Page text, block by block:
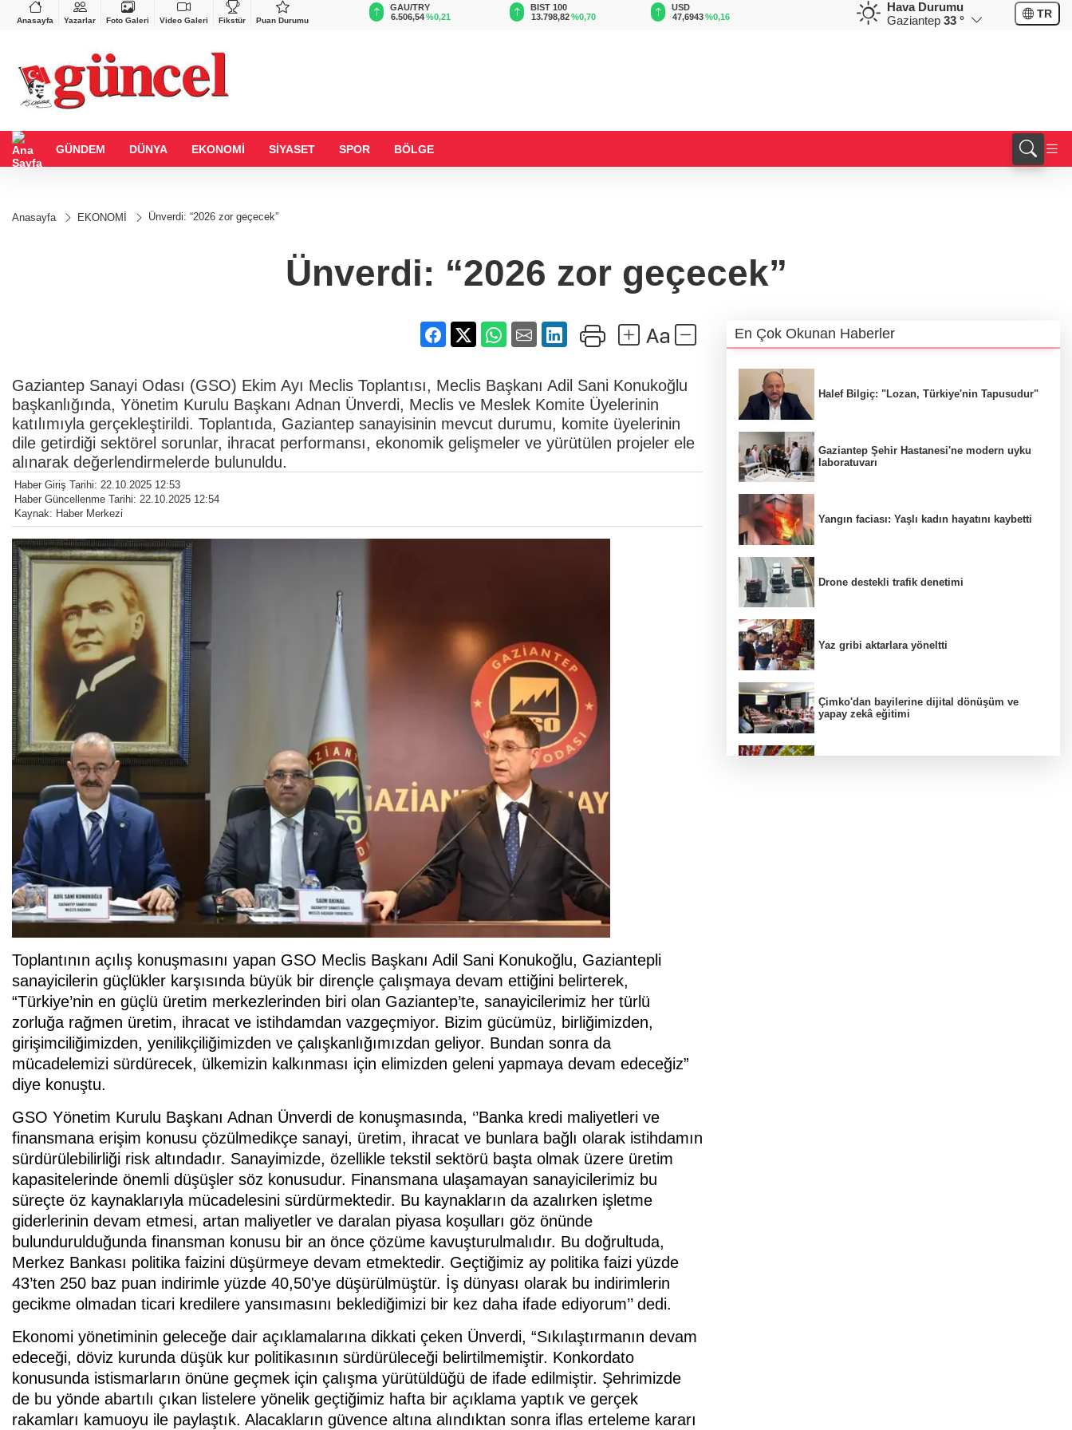
Anasayfa Yazarlar Foto Galeri Video Galeri Fikstür Puan Durumu
%-0,22
VND
0,0018
%0,13
GAU/TRY
6.506,54%0,21
BIST 100
13.798,82%0,70
USD
47,6943%0,16
EUR
54,9865 %-0,02 %0,07
CHF
58,6862
Hava Durumu
Gaziantep 33 ° TR
GÜNDEM DÜNYA EKONOMİ SİYASET SPOR BÖLGE
Anasayfa EKONOMİ Ünverdi: “2026 zor geçecek”
Ünverdi: “2026 zor geçecek”
Gaziantep Sanayi Odası (GSO) Ekim Ayı Meclis Toplantısı, Meclis Başkanı Adil Sani Konukoğlu
başkanlığında, Yönetim Kurulu Başkanı Adnan Ünverdi, Meclis ve Meslek Komite Üyelerinin
katılımıyla gerçekleştirildi. Toplantıda, Gaziantep sanayisinin mevcut durumu, komite üyelerinin
dile getirdiği sektörel sorunlar, ihracat performansı, ekonomik gelişmeler ve yürütülen projeler ele
alınarak değerlendirmelerde bulunuldu.
Haber Giriş Tarihi: 22.10.2025 12:53
Haber Güncellenme Tarihi: 22.10.2025 12:54
Kaynak: Haber Merkezi
Toplantının açılış konuşmasını yapan GSO Meclis Başkanı Adil Sani Konukoğlu, Gaziantepli
sanayicilerin güçlükler karşısında büyük bir dirençle çalışmaya devam ettiğini belirterek,
“Türkiye’nin en güçlü üretim merkezlerinden biri olan Gaziantep’te, sanayicilerimiz her türlü
zorluğa rağmen üretim, ihracat ve istihdamdan vazgeçmiyor. Bizim gücümüz, birliğimizden,
girişimciliğimizden, yenilikçiliğimizden ve çalışkanlığımızdan geliyor. Bundan sonra da
mücadelemizi sürdürecek, ülkemizin kalkınması için elimizden geleni yapmaya devam edeceğiz”
diye konuştu.
GSO Yönetim Kurulu Başkanı Adnan Ünverdi de konuşmasında, ‘’Banka kredi maliyetleri ve
finansmana erişim konusu çözülmedikçe sanayi, üretim, ihracat ve bunlara bağlı olarak istihdamın
sürdürülebilirliği risk altındadır. Sanayimizde, özellikle tekstil sektörü başta olmak üzere üretim
kapasitelerinde önemli düşüşler söz konusudur. Finansmana ulaşamayan sanayicilerimiz bu
süreçte öz kaynaklarıyla mücadelesini sürdürmektedir. Bu kaynakların da azalırken işletme
giderlerinin devam etmesi, artan maliyetler ve daralan piyasa koşulları göz önünde
bulundurulduğunda finansman konusu bir an önce çözüme kavuşturulmalıdır. Bu doğrultuda,
Merkez Bankası politika faizini düşürmeye devam etmektedir. Geçtiğimiz ay politika faizi yüzde
43’ten 250 baz puan indirimle yüzde 40,50'ye düşürülmüştür. İş dünyası olarak bu indirimlerin
gecikme olmadan ticari kredilere yansımasını beklediğimizi bir kez daha ifade ediyorum’’ dedi.
Ekonomi yönetiminin geleceğe dair açıklamalarına dikkati çeken Ünverdi, “Sıkılaştırmanın devam
edeceği, döviz kurunda düşük kur politikasının sürdürüleceği belirtilmemiştir. Konkordato
konusunda istismarların önüne geçmek için çalışma yürütüldüğü de ifade edilmiştir. Şehrimizde
de bu yönde abartılı çıkan listelere yönelik geçtiğimiz hafta bir açıklama yaptık ve gerçek
rakamları kamuoyu ile paylaştık. Alacakların güvence altına alındıktan sonra iflas erteleme kararı
En Çok Okunan Haberler
Halef Bilgiç: "Lozan, Türkiye'nin Tapusudur"
Gaziantep Şehir Hastanesi'ne modern uyku
laboratuvarı
Yangın faciası: Yaşlı kadın hayatını kaybetti
Drone destekli trafik denetimi
Yaz gribi aktarlara yöneltti
Çimko'dan bayilerine dijital dönüşüm ve
yapay zekâ eğitimi